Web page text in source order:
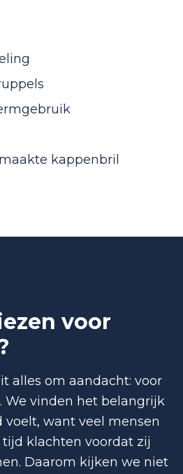
kappenbril
voor
alles om aandacht: voor
We vinden het belangrijk
voelt, want veel mensen
klachten voordat zij
Daarom kijken we niet